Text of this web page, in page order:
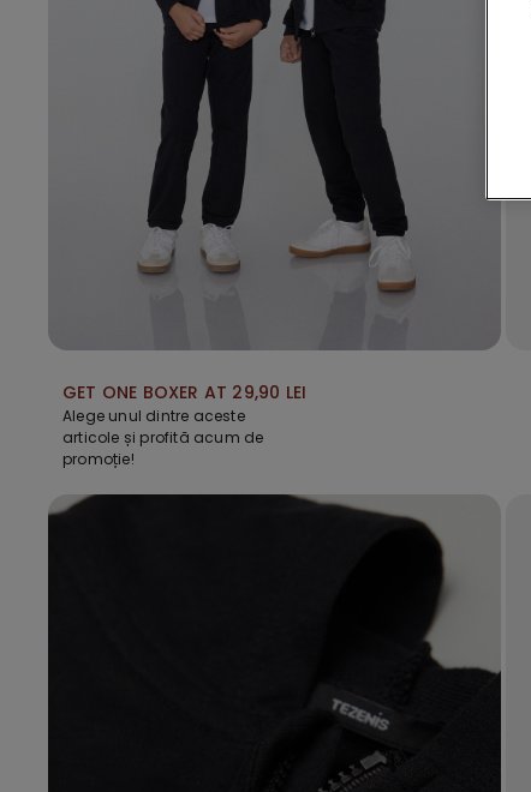
GET ONE BOXER AT 29,90 LEI
Alege unul dintre aceste
articole și profită acum de
promoție!